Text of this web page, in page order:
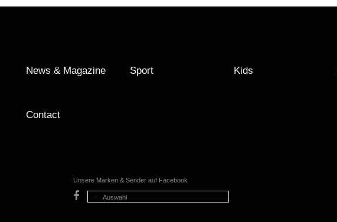
News & Magazine Sport Kids
Contact
Unsere Marken & Sender auf Facebook
Auswahl